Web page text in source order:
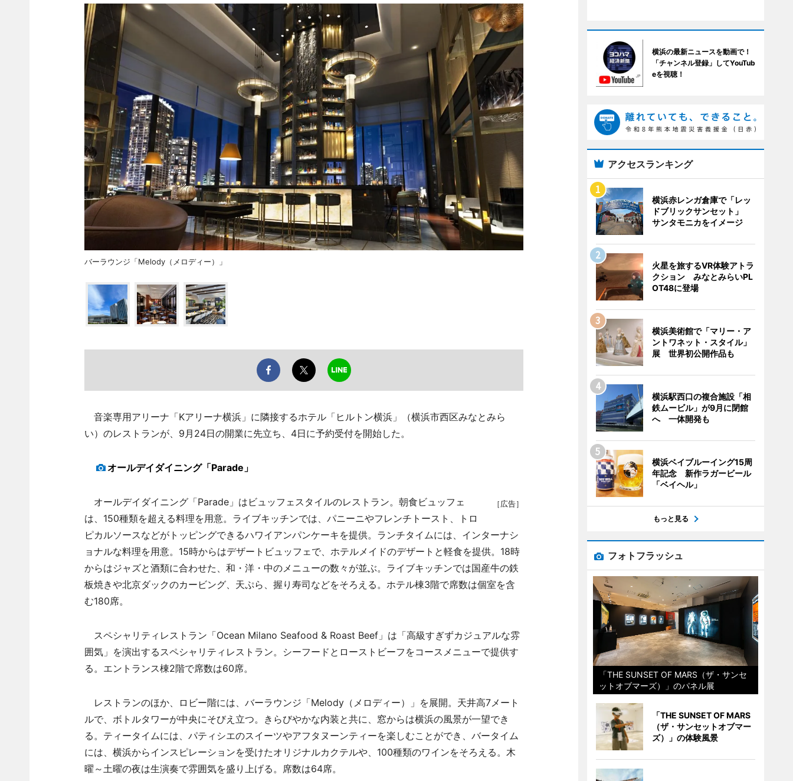
バーラウンジ「Melody（メロディー）」
音楽専用アリーナ「Kアリーナ横浜」に隣接するホテル「ヒルトン横浜」（横浜市西区みなとみら
い）のレストランが、9月24日の開業に先立ち、4日に予約受付を開始した。
オールデイダイニング「Parade」
［広告］
オールデイダイニング「Parade」はビュッフェスタイルのレストラン。朝食ビュッフェ
は、150種類を超える料理を用意。ライブキッチンでは、パニーニやフレンチトースト、トロ
ピカルソースなどがトッピングできるハワイアンパンケーキを提供。ランチタイムには、インターナシ
ョナルな料理を用意。15時からはデザートビュッフェで、ホテルメイドのデザートと軽食を提供。18時
からはジャズと酒類に合わせた、和・洋・中のメニューの数々が並ぶ。ライブキッチンでは国産牛の鉄
板焼きや北京ダックのカービング、天ぷら、握り寿司などをそろえる。ホテル棟3階で席数は個室を含
む180席。
スペシャリティレストラン「Ocean Milano Seafood & Roast Beef」は「高級すぎずカジュアルな雰
囲気」を演出するスペシャリティレストラン。シーフードとローストビーフをコースメニューで提供す
る。エントランス棟2階で席数は60席。
レストランのほか、ロビー階には、バーラウンジ「Melody（メロディー）」を展開。天井高7メート
ルで、ボトルタワーが中央にそびえ立つ。きらびやかな内装と共に、窓からは横浜の風景が一望でき
る。ティータイムには、パティシエのスイーツやアフタヌーンティーを楽しむことができ、バータイム
には、横浜からインスピレーションを受けたオリジナルカクテルや、100種類のワインをそろえる。木
曜～土曜の夜は生演奏で雰囲気を盛り上げる。席数は64席。
横浜の最新ニュースを動画で！
「チャンネル登録」してYouTub
eを視聴！
アクセスランキング
横浜赤レンガ倉庫で「レッ
ドブリックサンセット」
サンタモニカをイメージ
火星を旅するVR体験アトラ
クション みなとみらいPL
OT48に登場
横浜美術館で「マリー・ア
ントワネット・スタイル」
展 世界初公開作品も
横浜駅西口の複合施設「相
鉄ムービル」が9月に閉館
へ 一体開発も
横浜ベイブルーイング15周
年記念 新作ラガービール
「ベイヘル」
もっと見る
フォトフラッシュ
「THE SUNSET OF MARS（ザ・サンセ
ットオブマーズ）」のパネル展
「THE SUNSET OF MARS
（ザ・サンセットオブマー
ズ）」の体験風景